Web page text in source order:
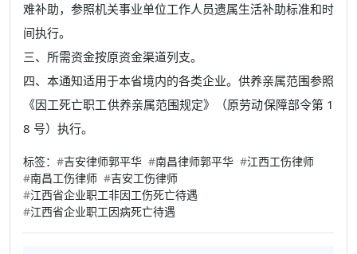
难补助，参照机关事业单位工作人员遗属生活补助标准和时
间执行。
三、所需资金按原资金渠道列支。
四、本通知适用于本省境内的各类企业。供养亲属范围参照
《因工死亡职工供养亲属范围规定》（原劳动保障部令第 1
8 号）执行。
标签： #吉安律师郭平华 #南昌律师郭平华 #江西工伤律师
#南昌工伤律师 #吉安工伤律师
#江西省企业职工非因工伤死亡待遇
#江西省企业职工因病死亡待遇